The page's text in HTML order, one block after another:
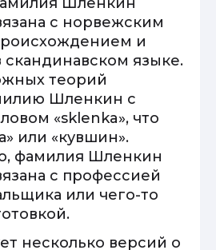
с норвежским
и
языке.
теорий
Шленкин с
«sklenka», что
или «кувшин».
фамилия Шленкин
с профессией
или чего-то
несколько версий о